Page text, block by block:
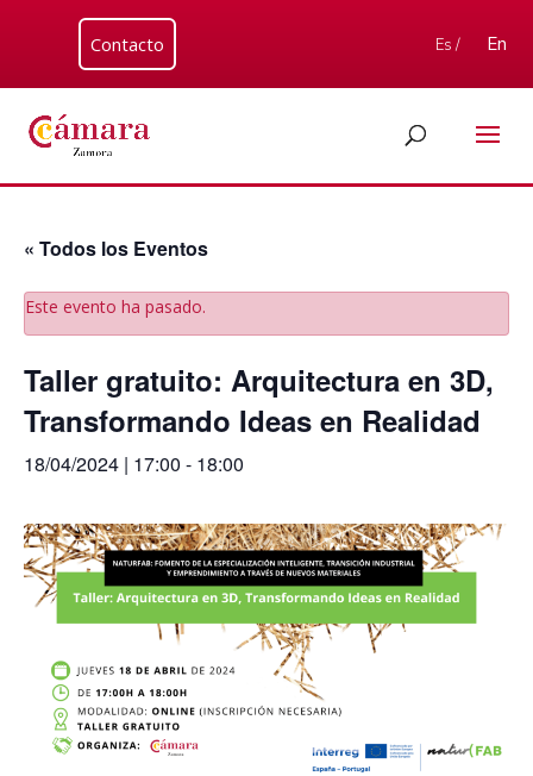
Contacto Es / En
« Todos los Eventos
Este evento ha pasado.
Taller gratuito: Arquitectura en 3D,
Transformando Ideas en Realidad
18/04/2024 | 17:00 - 18:00